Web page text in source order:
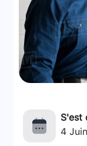
S'est
4